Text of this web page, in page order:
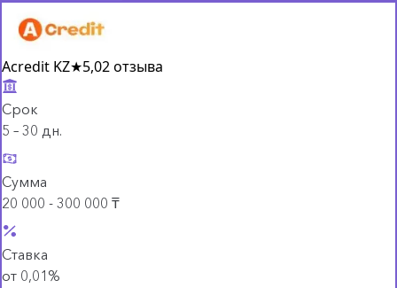
Acredit KZ★5,02 отзыва
Срок
5 – 30 дн.
Сумма
20 000 - 300 000 ₸
Ставка
от 0,01%